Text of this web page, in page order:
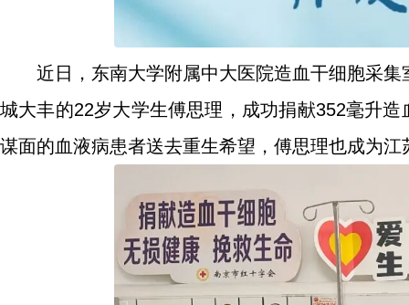
近日，东南大学附属中大医院造血干细胞采
城大丰的22岁大学生傅思理，成功捐献352毫升
谋面的血液病患者送去重生希望，傅思理也成为